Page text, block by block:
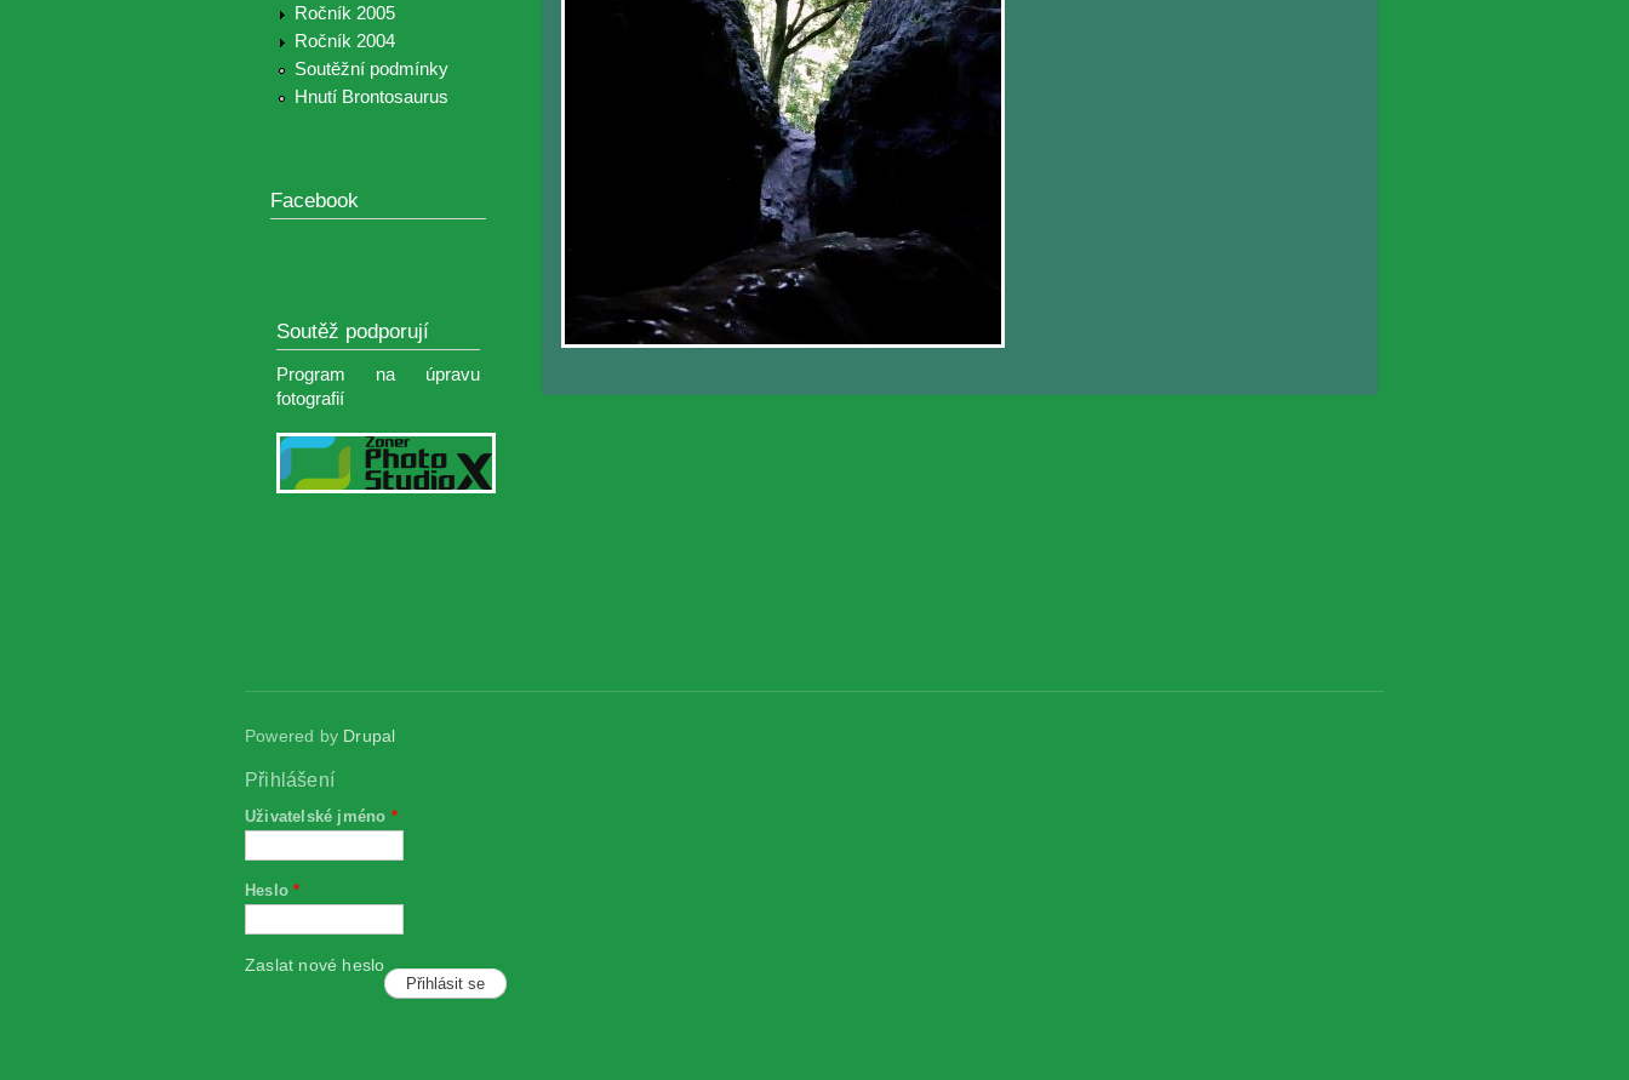
Ročník 2005
Ročník 2004
Soutěžní podmínky
Hnutí Brontosaurus
Facebook
Soutěž podporují
Program na úpravu
fotografií
Powered by Drupal
Přihlášení
Uživatelské jméno *
Heslo*
Zaslat nové heslo